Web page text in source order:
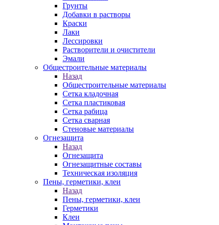
Грунты
Добавки в растворы
Краски
Лаки
Лессировки
Растворители и очистители
Эмали
Общестроительные материалы
Назад
Общестроительные материалы
Сетка кладочная
Сетка пластиковая
Сетка рабица
Сетка сварная
Стеновые материалы
Огнезащита
Назад
Огнезащита
Огнезащитные составы
Техническая изоляция
Пены, герметики, клеи
Назад
Пены, герметики, клеи
Герметики
Клеи